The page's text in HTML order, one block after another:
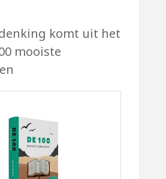
komt uit het
mooiste